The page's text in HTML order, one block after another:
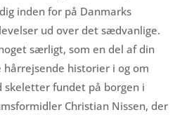
inden for på Danmarks
ud over det sædvanlige.
særligt, som en del af din
historier i og om
fundet på borgen i
Christian Nissen, der